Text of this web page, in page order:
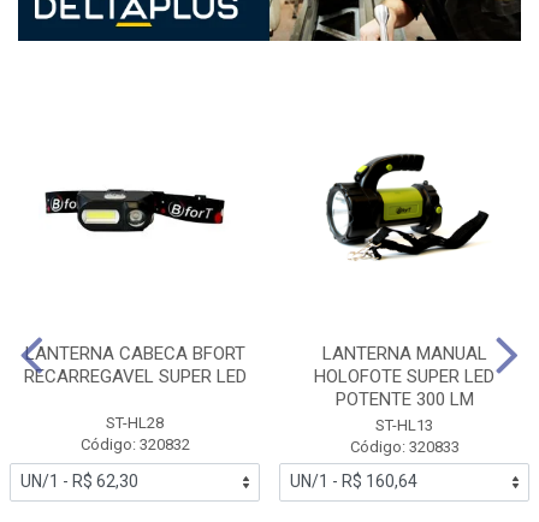
LANTERNA CABECA BFORT
RECARREGAVEL SUPER LED
ST-HL28
Código: 320832
LANTERNA MANUAL
HOLOFOTE SUPER LED
POTENTE 300 LM
ST-HL13
Código: 320833